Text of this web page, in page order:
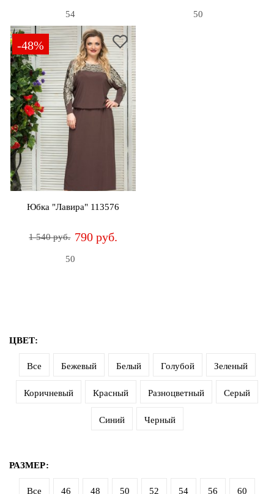
54 50
-48%
Юбка "Лавира" 113576
1 540 руб. 790 руб.
50
ЦВЕТ:
Все Бежевый Белый Голубой Зеленый
Коричневый Красный Разноцветный Серый
Синий Черный
РАЗМЕР:
Все 46 48 50 52 54 56 60